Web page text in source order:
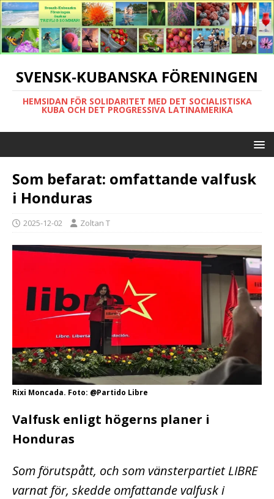
SVENSK-KUBANSKA FÖRENINGEN
HEMSIDAN FÖR SOLIDARITET MED DET SOCIALISTISKA
KUBA OCH DET PROGRESSIVA LATINAMERIKA
Som befarat: omfattande valfusk
i Honduras
2025-12-02 Zoltan T
Rixi Moncada. Foto: @Partido Libre
Valfusk enligt högerns planer i
Honduras
Som förutspått, och som vänsterpartiet LIBRE
varnat för, skedde omfattande valfusk i